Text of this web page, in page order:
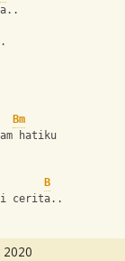
Bm
hatiku
B
cerita..
2020